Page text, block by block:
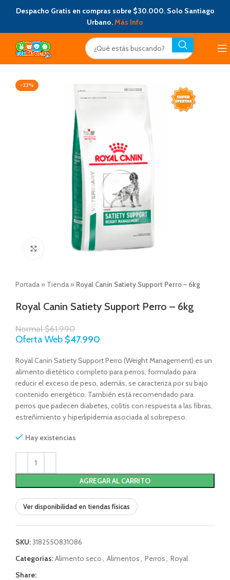
Despacho Gratis en compras sobre $30.000. Solo Santiago
Urbano.Más Info
-23%
Click to enlarge
Portada » Tienda » Royal Canin Satiety Support Perro – 6kg
Royal Canin Satiety Support Perro – 6kg
Normal$61.990
Oferta Web $47.990
Royal Canin Satiety Support Perro (Weight Management) es un
alimento dietético completo para perros, formulado para
reducir el exceso de peso, además, se caracteriza por su bajo
contenido energético. También está recomendado para
perros que padecen diabetes, colitis con respuesta a las fibras,
estreñimiento y hiperlipidemia asociada al sobrepeso.
Hay existencias
AGREGAR AL CARRITO
Ver disponibilidad en tiendas físicas
SKU:3182550831086
Categorías:Alimento seco, Alimentos, Perros, Royal
Share: